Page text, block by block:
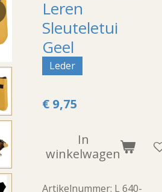
Leren
Sleuteletui
Geel
Leder
€ 9,75
In
winkelwagen
Artikelnummer: L 640-